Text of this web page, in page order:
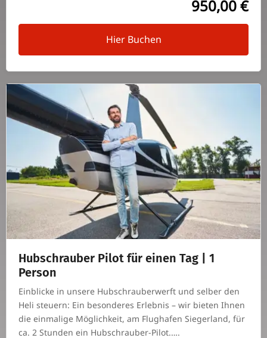
950,00 €
Hier Buchen
Hub­schrauber Pilot für einen Tag | 1
Person
Ein­blicke in unsere Hub­schrau­ber­werft und selber den
Heli steuern: Ein beson­deres Erlebnis – wir bieten Ihnen
die ein­ma­lige Mög­lich­keit, am Flug­hafen Sie­ger­land, für
ca. 2 Stunden ein Hubschrauber-Pilot.….